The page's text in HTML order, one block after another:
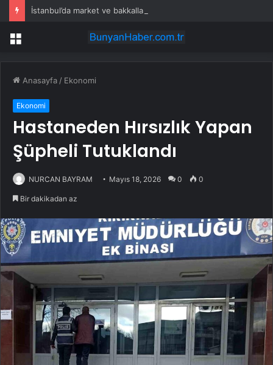
Menü
Anasayfa / Ekonomi
Ekonomi
Hastaneden Hırsızlık Yapan
Şüpheli Tutuklandı
NURCAN BAYRAM Mayıs 18, 2026 0 0
Bir dakikadan az